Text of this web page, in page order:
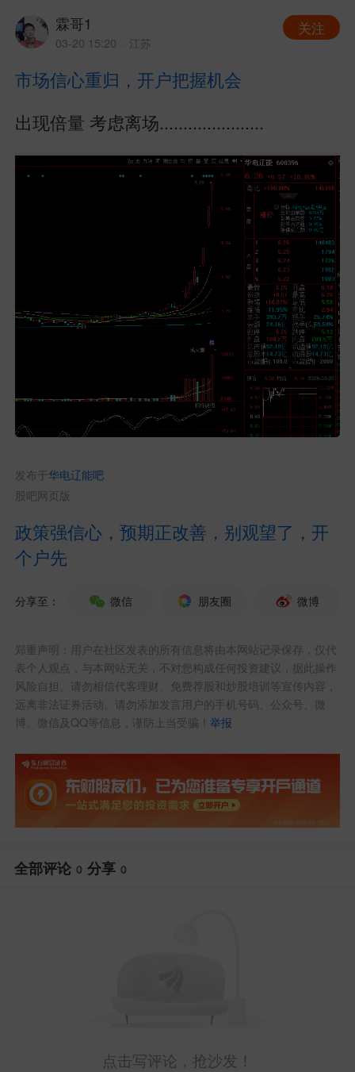
霖哥1
03-20 15:20 · 江苏
关注
市场信心重归，开户把握机会
出现倍量 考虑离场......................
发布于华电辽能吧
股吧网页版
政策强信心，预期正改善，别观望了，开
个户先
分享至： 微信 朋友圈 微博
郑重声明：用户在社区发表的所有信息将由本网站记录保存，仅代
表个人观点，与本网站无关，不对您构成任何投资建议，据此操作
风险自担。请勿相信代客理财、免费荐股和炒股培训等宣传内容，
远离非法证券活动。请勿添加发言用户的手机号码、公众号、微
博、微信及QQ等信息，谨防上当受骗！举报
全部评论 0 分享 0
点击写评论，抢沙发！